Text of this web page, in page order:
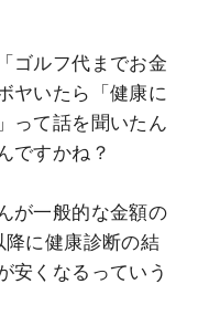
ゴルフ代までお金
ヤいたら「健康に
って話を聞いたん
ですかね？
が一般的な金額の
に健康診断の結
安くなるっていう